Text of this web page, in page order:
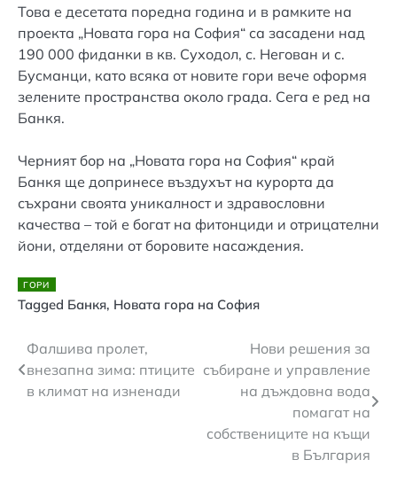
Това е десетата поредна година и в рамките на
проекта „Новата гора на София“ са засадени над
190 000 фиданки в кв. Суходол, с. Негован и с.
Бусманци, като всяка от новите гори вече оформя
зелените пространства около града. Сега е ред на
Банкя.
Черният бор на „Новата гора на София“ край
Банкя ще допринесе въздухът на курорта да
съхрани своята уникалност и здравословни
качества – той е богат на фитонциди и отрицателни
йони, отделяни от боровите насаждения.
ГОРИ
Tagged Банкя, Новата гора на София
Навигация
Фалшива пролет,
внезапна зима: птиците
в климат на изненади
Нови решения за
събиране и управление
на дъждовна вода
помагат на
собствениците на къщи
в България